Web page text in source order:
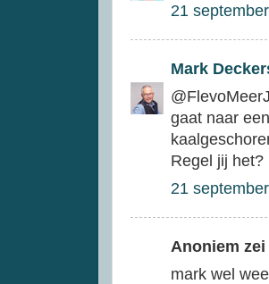
21
Mark
gaat naar
Regel jij het?
21
Anoniem zei
mark wel